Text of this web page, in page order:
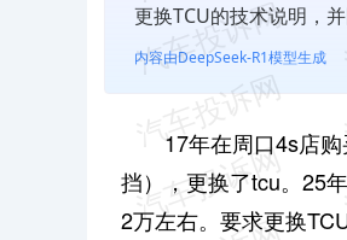
更换TCU的技术说明，
内容由DeepSeek-R1模型生成
17年在周口4s店
挡），更换了tcu。25
2万左右。要求更换